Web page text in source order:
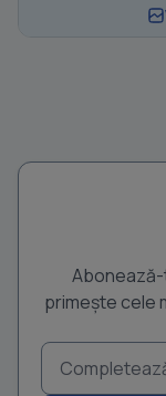
primește cele